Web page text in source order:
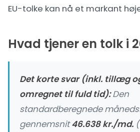
EU-tolke kan nå et markant
Hvad tjener en tolk i
Det korte svar (inkl. tillæg
omregnet til fuld tid):Den
standardberegnede
gennemsnit46.638 kr./md.